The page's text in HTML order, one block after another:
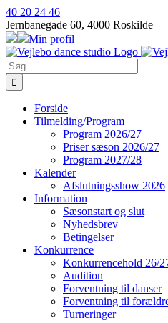
Skip
to
content
40 20 24 46
Jernbanegade 60, 4000 Roskilde
Min profil
Søg
efter:
Forside
Tilmelding/Program
Program 2026/27
Priser sæson 2026/27
Program 2027/28
Kalender
Afslutningsshow 2026
Information
Sæsonstart og slut
Nyhedsbrev
Betingelser
Konkurrence
Konkurrencehold 26/
Audition
Forventning til danser
Forventning til
Turneringer